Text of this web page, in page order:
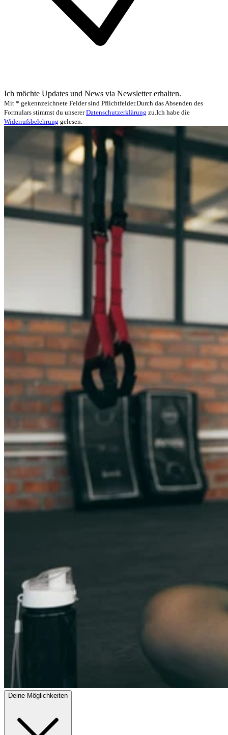
Ich möchte Updates und News via Newsletter erhalten.
Mit * gekennzeichnete Felder sind Pflichtfelder.Durch das Absenden des
Formulars stimmst du unserer Datenschutzerklärung zu. Ich habe die
Widerrufsbelehrung gelesen.
Deine Möglichkeiten